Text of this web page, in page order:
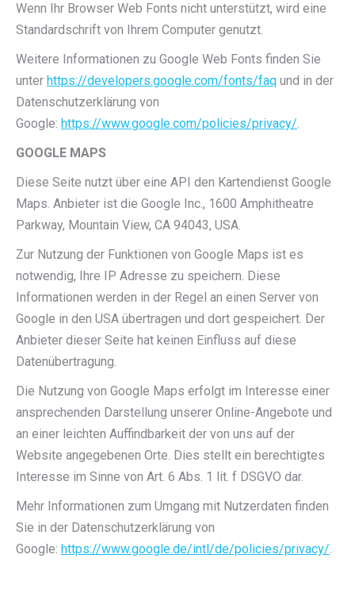
Wenn Ihr Browser Web Fonts nicht unterstützt, wird eine
Standardschrift von Ihrem Computer genutzt.
Weitere Informationen zu Google Web Fonts finden Sie
unter https://developers.google.com/fonts/faq und in der
Datenschutzerklärung von
Google: https://www.google.com/policies/privacy/.
GOOGLE MAPS
Diese Seite nutzt über eine API den Kartendienst Google
Maps. Anbieter ist die Google Inc., 1600 Amphitheatre
Parkway, Mountain View, CA 94043, USA.
Zur Nutzung der Funktionen von Google Maps ist es
notwendig, Ihre IP Adresse zu speichern. Diese
Informationen werden in der Regel an einen Server von
Google in den USA übertragen und dort gespeichert. Der
Anbieter dieser Seite hat keinen Einfluss auf diese
Datenübertragung.
Die Nutzung von Google Maps erfolgt im Interesse einer
ansprechenden Darstellung unserer Online-Angebote und
an einer leichten Auffindbarkeit der von uns auf der
Website angegebenen Orte. Dies stellt ein berechtigtes
Interesse im Sinne von Art. 6 Abs. 1 lit. f DSGVO dar.
Mehr Informationen zum Umgang mit Nutzerdaten finden
Sie in der Datenschutzerklärung von
Google: https://www.google.de/intl/de/policies/privacy/.